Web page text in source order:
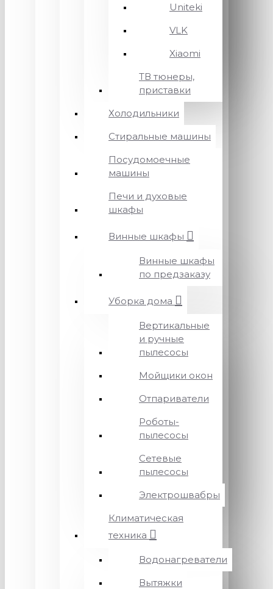
Uniteki
VLK
Xiaomi
ТВ тюнеры,
приставки
Холодильники
Стиральные машины
Посудомоечные
машины
Печи и духовые
шкафы
Винные шкафы
Винные шкафы
по предзаказу
Уборка дома
Вертикальные
и ручные
пылесосы
Мойщики окон
Отпариватели
Роботы-
пылесосы
Сетевые
пылесосы
Электрошвабры
Климатическая
техника
Водонагреватели
Вытяжки